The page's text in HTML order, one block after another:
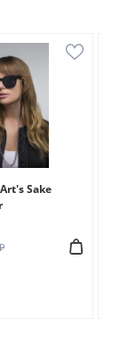
Sake